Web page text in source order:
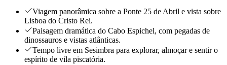
Viagem panorâmica sobre a Ponte 25 de Abril e vista sobre
Lisboa do Cristo Rei.
Paisagem dramática do Cabo Espichel, com pegadas de
dinossauros e vistas atlânticas.
Tempo livre em Sesimbra para explorar, almoçar e sentir o
espírito de vila piscatória.